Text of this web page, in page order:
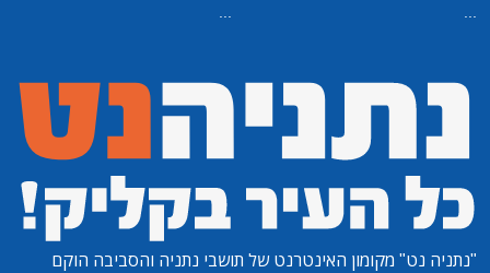
...
...
"נתניה נט" מקומון האינטרנט של תושבי נתניה והסביבה הוקם